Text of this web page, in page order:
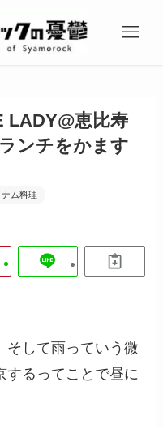
LADY@恵比寿
ンチをかます
ム料理
そして雨っていう微
するってことで昼に